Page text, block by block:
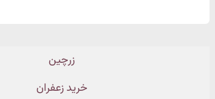
زرچین
خرید زعفران